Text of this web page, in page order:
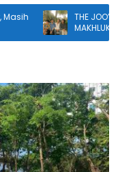
THE JOO’S RILIS
MAKHLUK ANEH”,
SURF ROCK